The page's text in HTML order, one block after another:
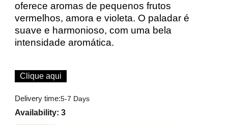
oferece aromas de pequenos frutos
vermelhos, amora e violeta. O paladar é
suave e harmonioso, com uma bela
intensidade aromática.
Clique aqui
Delivery time:5-7 Days
Availability: 3